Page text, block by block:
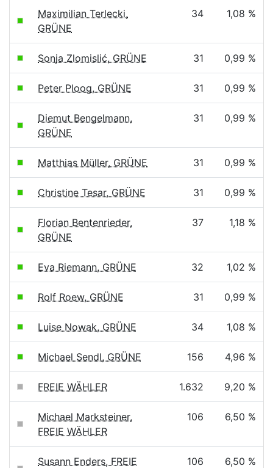
Maximilian Terlecki,
GRÜNE
34 1,08 %
Sonja Zlomislić, GRÜNE 31 0,99 %
Peter Ploog, GRÜNE 31 0,99 %
Diemut Bengelmann,
GRÜNE
31 0,99 %
Matthias Müller, GRÜNE 31 0,99 %
Christine Tesar, GRÜNE 31 0,99 %
Florian Bentenrieder,
GRÜNE
37 1,18 %
Eva Riemann, GRÜNE 32 1,02 %
Rolf Roew, GRÜNE 31 0,99 %
Luise Nowak, GRÜNE 34 1,08 %
Michael Sendl, GRÜNE 156 4,96 %
FREIE WÄHLER 1.632 9,20 %
Michael Marksteiner,
FREIE WÄHLER
106 6,50 %
Susann Enders, FREIE
106 6,50 %